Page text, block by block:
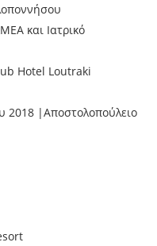
και Ιατρικό
Hotel Loutraki
2018 |Αποστολοπούλειο